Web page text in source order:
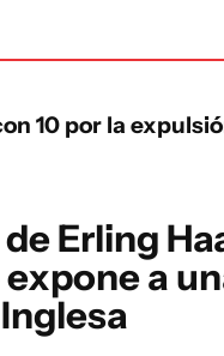
10 por la
Erling
a